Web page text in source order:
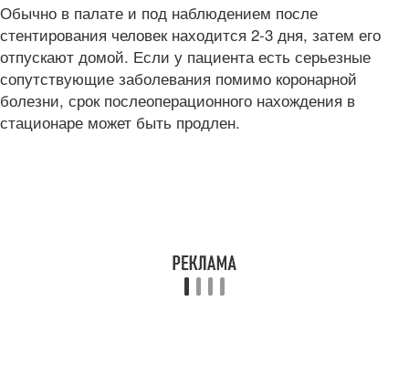
Обычно в палате и под наблюдением после
стентирования человек находится 2-3 дня, затем его
отпускают домой. Если у пациента есть серьезные
сопутствующие заболевания помимо коронарной
болезни, срок послеоперационного нахождения в
стационаре может быть продлен.